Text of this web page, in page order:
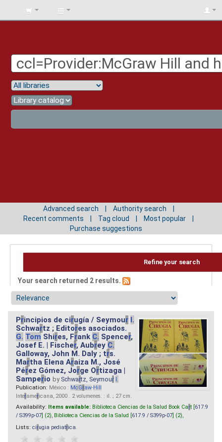
BIBLIOTECA
Advanced search
Authority search
Recent comments
Tag cloud
Most popular
Purchase suggestions
Refine your search
Your search returned 2 results.
Principios de cirugía / Seymour I.
Schwartz ; Editores asociados.
G. Tom Shires, Frank C. Spencer,
Josef E. | Fischer, Aubrey C.
Galloway, John M. Daly ; trs.
Martha Elena Araiza M., José
Pérez Gómez, Jorge Ortizaga |
Samperio by Schwartz, Seymour I.
Publication: México : McGraw-Hill
Interamericana, 2000 . 2 volumenes. : il. ; 27 cm.
Availability: Items available: Biblioteca Ciencias de la Salud Book Cart [ 617.9
/ S399p-07 ] (2), Biblioteca Ciencias de la Salud [ 617.9 / S399p-07 ] (2),
Lists: cirugia pediatrica